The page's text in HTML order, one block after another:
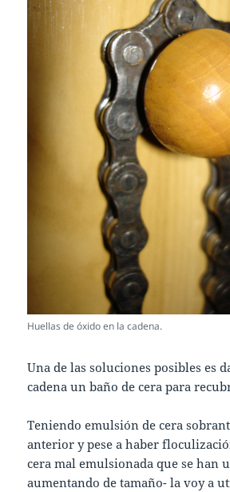
Huellas de óxido en la cadena.
Una de las soluciones posibles es
cadena un baño de cera para
Teniendo emulsión de cera
anterior y pese a haber
cera mal emulsionada que se han
aumentando de tamaño- la voy a